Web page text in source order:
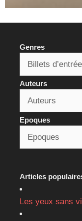
Genres
Auteurs
Epoques
Articles
Les yeux sans